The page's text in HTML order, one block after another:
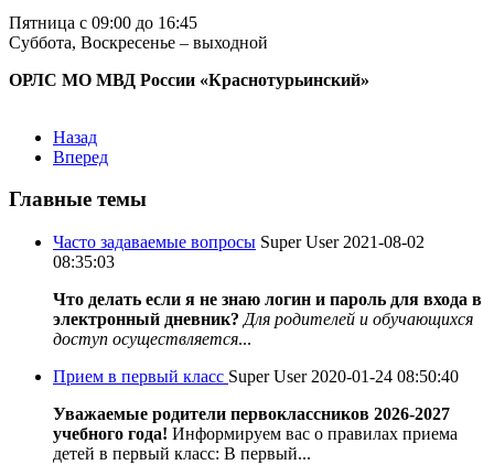
Пятница с 09:00 до 16:45
Суббота, Воскресенье – выходной
ОРЛС МО МВД России «Краснотурьинский»
Назад
Вперед
Главные темы
Часто задаваемые вопросы Super User 2021-08-02
08:35:03
Что делать если я не знаю логин и пароль для входа в
электронный дневник? Для родителей и обучающихся
доступ осуществляется...
Прием в первый класс Super User 2020-01-24 08:50:40
Уважаемые родители первоклассников 2026-2027
учебного года! Информируем вас о правилах приема
детей в первый класс: В первый...